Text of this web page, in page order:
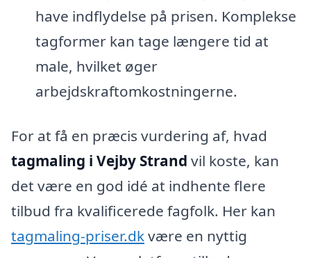
have indflydelse på prisen. Komplekse
tagformer kan tage længere tid at
male, hvilket øger
arbejdskraftomkostningerne.
For at få en præcis vurdering af, hvad
tagmaling i Vejby Strand vil koste, kan
det være en god idé at indhente flere
tilbud fra kvalificerede fagfolk. Her kan
tagmaling-priser.dkvære en nyttig